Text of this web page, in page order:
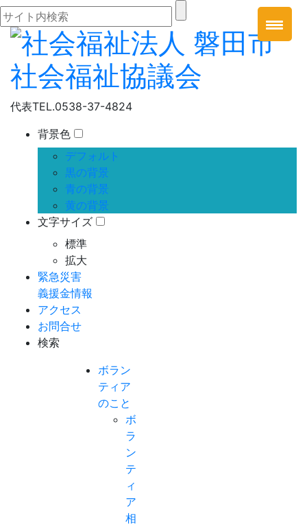
代表TEL.0538-37-4824
背景色
デフォルト
黒の背景
青の背景
黄の背景
文字サイズ
標準
拡大
緊急災害
義援金情報
アクセス
お問合せ
検索
ボラン
ティア
のこと
ボ
ラ
ン
テ
ィ
ア
相